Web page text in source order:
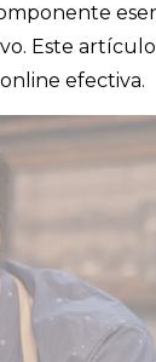
Este
efectiva.